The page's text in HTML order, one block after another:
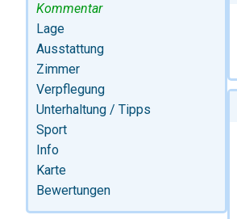
Kommentar
Lage
Ausstattung
Zimmer
Verpflegung
Unterhaltung / Tipps
Sport
Info
Karte
Bewertungen